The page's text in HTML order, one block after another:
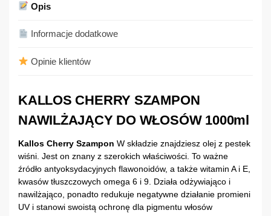
Opis
Informacje dodatkowe
Opinie klientów
KALLOS CHERRY SZAMPON
NAWILŻAJĄCY DO WŁOSÓW 1000ml
Kallos Cherry Szampon W składzie znajdziesz olej z pestek
wiśni. Jest on znany z szerokich właściwości. To ważne
źródło antyoksydacyjnych flawonoidów, a także witamin A i E,
kwasów tłuszczowych omega 6 i 9. Działa odżywiająco i
nawilżająco, ponadto redukuje negatywne działanie promieni
UV i stanowi swoistą ochronę dla pigmentu włosów